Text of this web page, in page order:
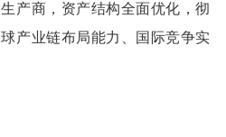
产商，资产结构全面优化，彻
产业链布局能力、国际竞争实